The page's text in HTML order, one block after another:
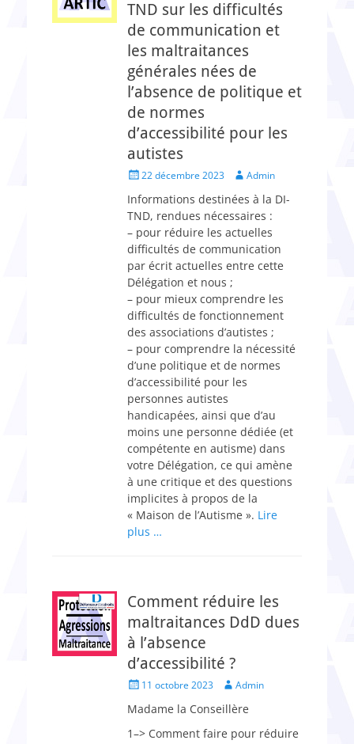
TND sur les difficultés
de communication et
les maltraitances
générales nées de
l’absence de politique et
de normes
d’accessibilité pour les
autistes
Posted22 décembre 2023 Author
Admin
Informations destinées à la DI-
TND, rendues nécessaires :
– pour réduire les actuelles
difficultés de communication
par écrit actuelles entre cette
Délégation et nous ;
– pour mieux comprendre les
difficultés de fonctionnement
des associations d’autistes ;
– pour comprendre la nécessité
d’une politique et de normes
d’accessibilité pour les
personnes autistes
handicapées, ainsi que d’au
moins une personne dédiée (et
compétente en autisme) dans
votre Délégation, ce qui amène
à une critique et des questions
implicites à propos de la
« Maison de l’Autisme ». Lire
plus …
Comment réduire les
maltraitances DdD dues
à l’absence
d’accessibilité ?
Posted11 octobre 2023 Author
Admin
Madame la Conseillère
1–> Comment faire pour réduire